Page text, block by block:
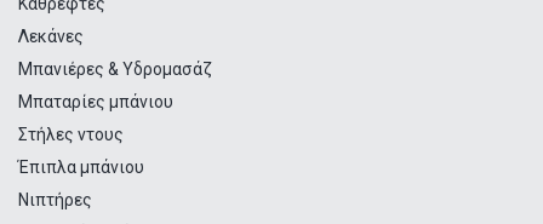
Λεκάνες
Μπανιέρες & Υδρομασάζ
Μπαταρίες μπάνιου
Στήλες ντους
Έπιπλα μπάνιου
Νιπτήρες